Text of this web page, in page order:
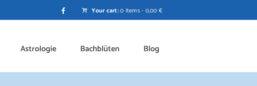
Your cart:0 Items- 0,00 €
Astrologie Bachblüten Blog